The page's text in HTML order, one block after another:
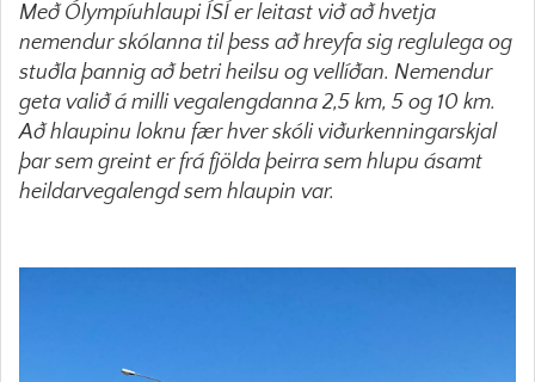
Með Ólympíuhlaupi ÍSÍ er leitast við að hvetja
nemendur skólanna til þess að hreyfa sig reglulega og
stuðla þannig að betri heilsu og vellíðan. Nemendur
geta valið á milli vegalengdanna 2,5 km, 5 og 10 km.
Að hlaupinu loknu fær hver skóli viðurkenningarskjal
þar sem greint er frá fjölda þeirra sem hlupu ásamt
heildarvegalengd sem hlaupin var.